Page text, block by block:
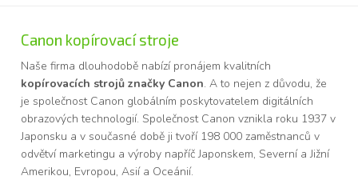
Canon kopírovací stroje
Naše firma dlouhodobě nabízí pronájem kvalitních
kopírovacích strojů značky Canon. A to nejen z důvodu, že
je společnost Canon globálním poskytovatelem digitálních
obrazových technologií. Společnost Canon vznikla roku 1937 v
Japonsku a v současné době ji tvoří 198 000 zaměstnanců v
odvětví marketingu a výroby napříč Japonskem, Severní a Jižní
Amerikou, Evropou, Asií a Oceánií.